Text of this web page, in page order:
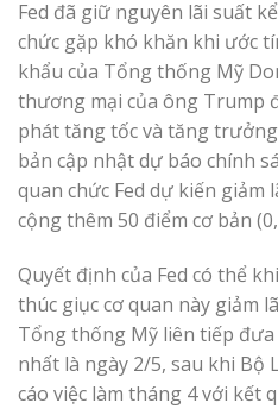
Fed đã giữ nguyên lãi suất
chức gặp khó khăn khi ước
khẩu của Tổng thống Mỹ
thương mại của ông Trump
phát tăng tốc và tăng
bản cập nhật dự báo chính
quan chức Fed dự kiến giảm
cộng thêm 50 điểm cơ bản
Quyết định của Fed có thể
thúc giục cơ quan này giảm
Tổng thống Mỹ liên tiếp
nhất là ngày 2/5, sau khi Bộ
cáo việc làm tháng 4 với kết